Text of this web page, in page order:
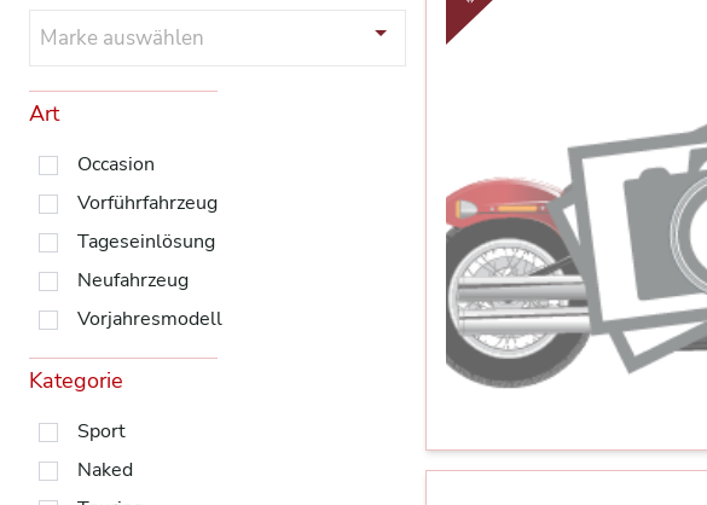
Marke auswählen
Art
Occasion
Vorführfahrzeug
Tageseinlösung
Neufahrzeug
Vorjahresmodell
Kategorie
Sport
Naked